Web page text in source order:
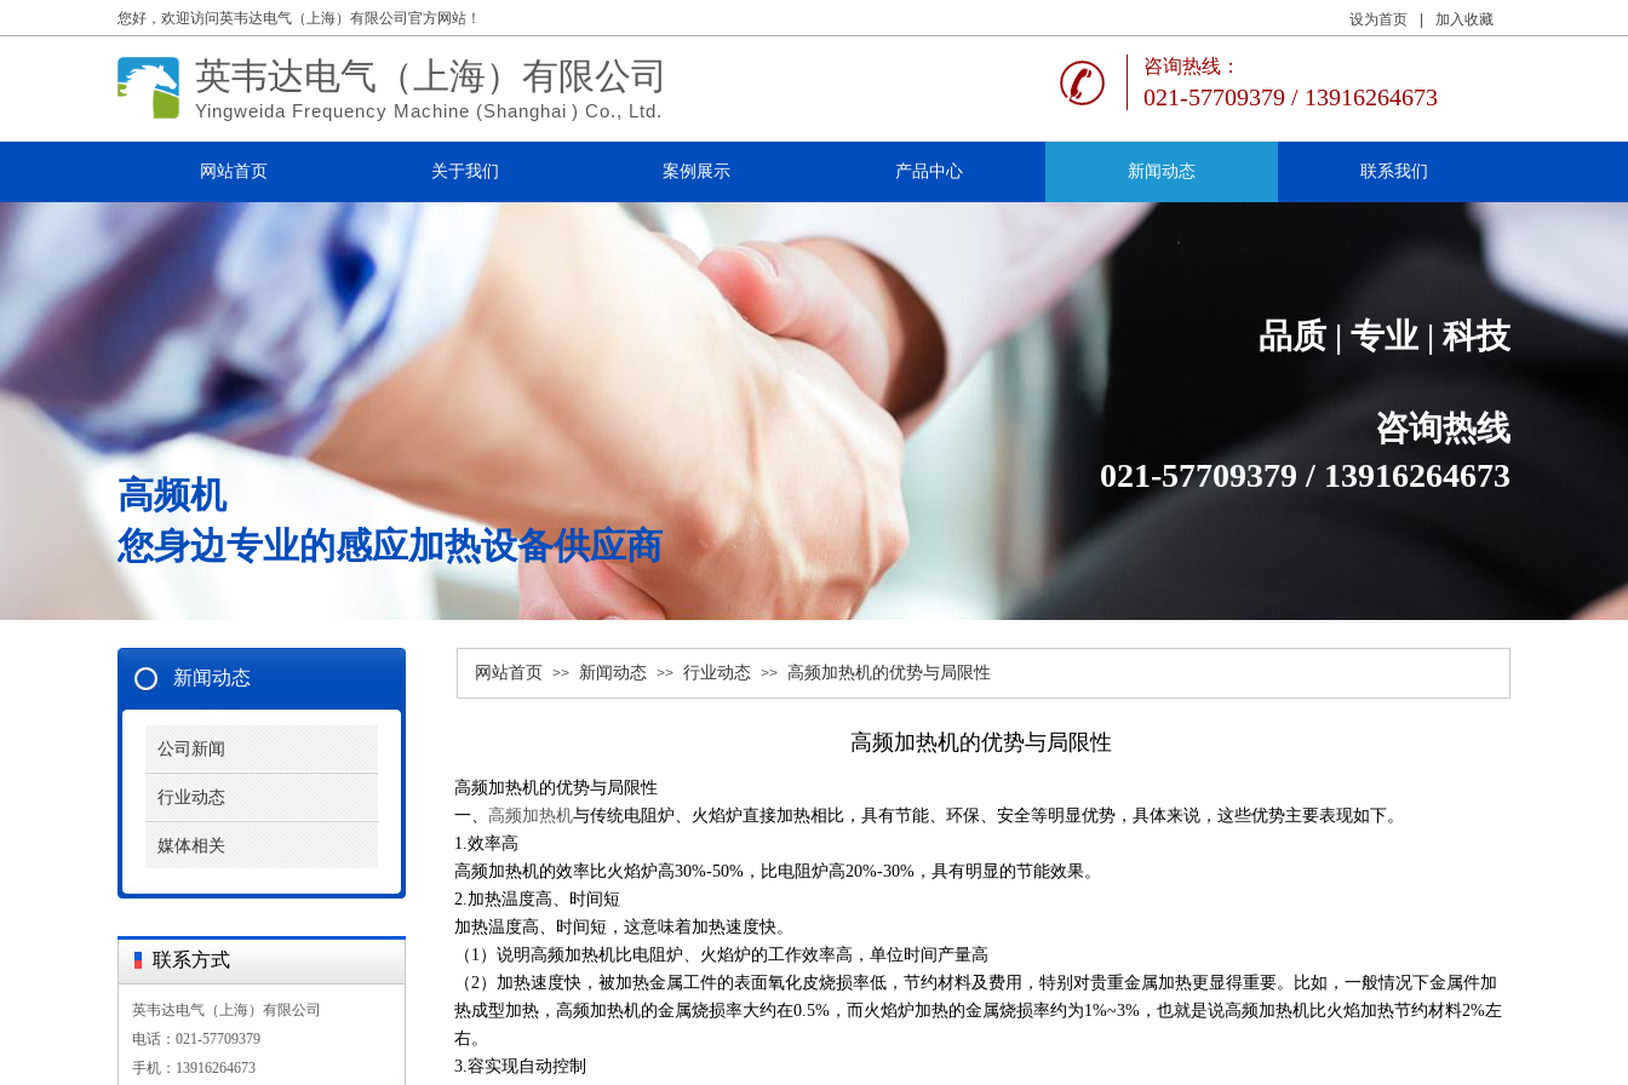
设为首页 加入收藏
网站首页 关于我们 案例展示 产品中心 新闻动态 联系我们
您好，欢迎访问英韦达电气（上海）有限公司官方网站！
咨询热线：
021-57709379 / 13916264673
英韦达电气（上海）有限公司
Yingweida Frequency Machine (Shanghai ) Co., Ltd.
品质 | 专业 | 科技
高频机
您身边专业的感应加热设备供应商
咨询热线
021-57709379 / 13916264673
网站首页 >> 新闻动态 >> 行业动态 >> 高频加热机的优势与局限性
新闻动态
公司新闻
行业动态
媒体相关
高频加热机的优势与局限性
高频加热机的优势与局限性
一、 高频加热机与传统电阻炉、火焰炉直接加热相比，具有节能、环保、安全等明显优势，具体来说，这些优势主要表现如下。
1.效率高
高频加热机的效率比火焰炉高30%-50%，比电阻炉高20%-30%，具有明显的节能效果。
2.加热温度高、时间短
加热温度高、时间短，这意味着加热速度快。
（1）说明高频加热机比电阻炉、火焰炉的工作效率高，单位时间产量高
（2）加热速度快，被加热金属工件的表面氧化皮烧损率低，节约材料及费用，特别对贵重金属加热更显得重要。比如，一般情况下金属件加
热成型加热，高频加热机的金属烧损率大约在0.5%，而火焰炉加热的金属烧损率约为1%~3%，也就是说高频加热机比火焰加热节约材料2%左
右。
3.容实现自动控制
联系方式
英韦达电气（上海）有限公司
电话：021-57709379
手机：13916264673